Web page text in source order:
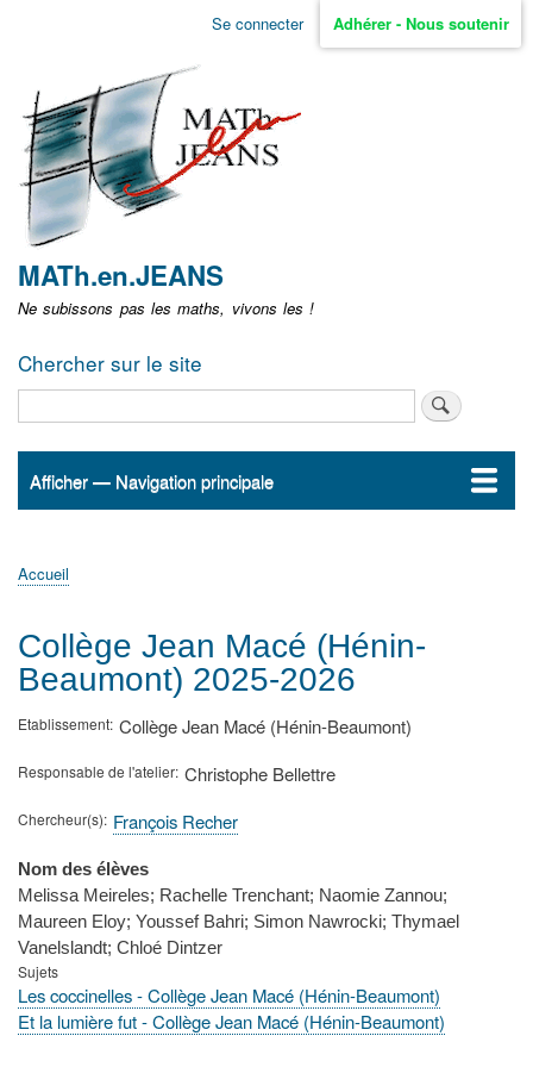
Aller
non
identifié
Se connecter Adhérer - Nous soutenir
MATh.en.JEANS
Ne subissons pas les maths, vivons les !
Chercher sur le site
Navigation
Afficher — Navigation principale
Accueil
ActualitésMATh.en.JEANS ?
Régions et Ateliers
Créer, gérer un atelier
Sujets/Publications
Congrès
d'Ariane
Accueil
Collège Jean Macé (Hénin-
Beaumont) 2025-2026
Etablissement Collège Jean Macé (Hénin-Beaumont)
Responsable de l'atelier Christophe Bellettre
Chercheur(s) François Recher
Nom des élèves
Melissa Meireles; Rachelle Trenchant; Naomie Zannou;
Maureen Eloy; Youssef Bahri; Simon Nawrocki; Thymael
Vanelslandt; Chloé Dintzer
Sujets
Les coccinelles - Collège Jean Macé (Hénin-Beaumont)
Et la lumière fut - Collège Jean Macé (Hénin-Beaumont)